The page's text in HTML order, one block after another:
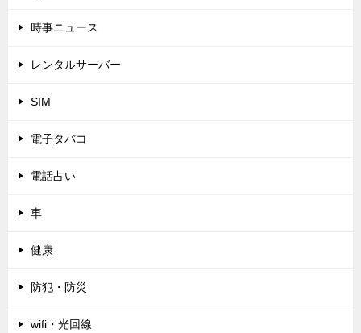
時事ニュース
レンタルサーバー
SIM
電子タバコ
電話占い
車
健康
防犯・防災
wifi・光回線